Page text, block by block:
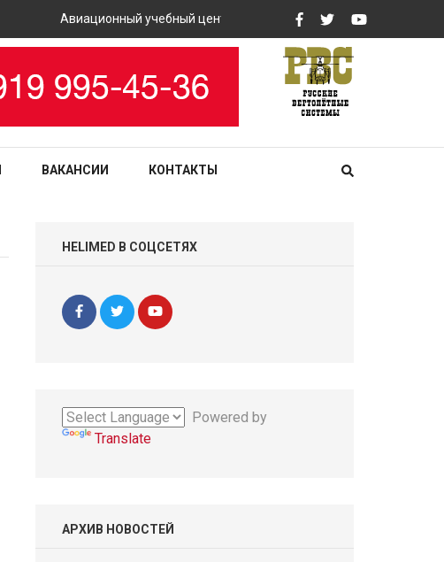
Авиационный учебный центр «РВС» закупит вертолетные
ВАКАНСИИ КОНТАКТЫ
HELIMED В СОЦСЕТЯХ
Powered by
Translate
АРХИВ НОВОСТЕЙ